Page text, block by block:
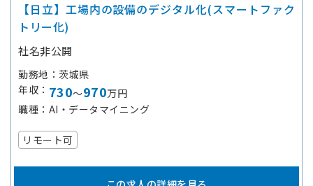
【日立】工場内の設備のデジタル化(スマートファク
トリー化)
社名非公開
勤務地
茨城県
年収
730～970万円
職種
AI・データマイニング
リモート可